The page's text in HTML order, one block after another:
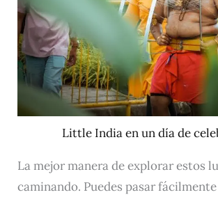
Little India en un día de
La mejor manera de explorar estos
caminando. Puedes pasar